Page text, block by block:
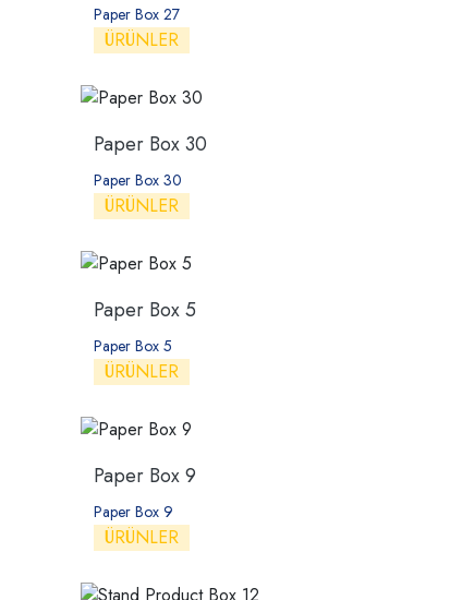
Paper Box 27
ÜRÜNLER
Paper Box 30
Paper Box 30
ÜRÜNLER
Paper Box 5
Paper Box 5
ÜRÜNLER
Paper Box 9
Paper Box 9
ÜRÜNLER